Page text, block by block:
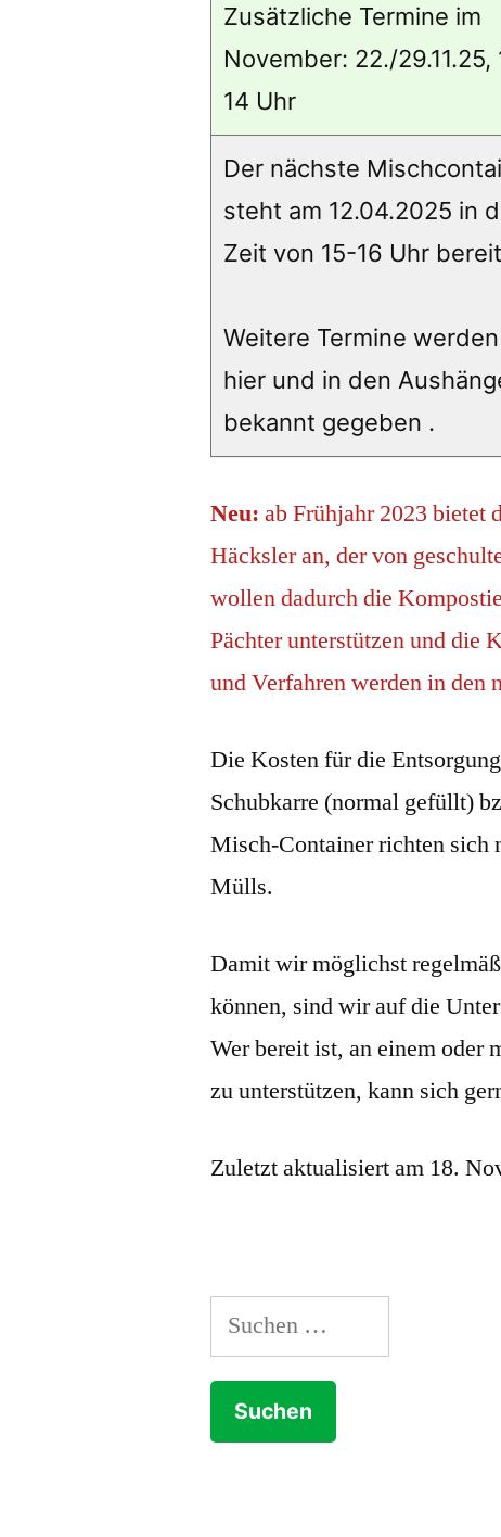
Zusätzliche Termine im
November: 22./29.11.25,
14 Uhr
Der nächste
steht am 12.04.2025 in
Zeit von 15-16 Uhr
Weitere Termine werden
hier und in den
bekannt gegeben .
Neu: ab Frühjahr 2023 bietet
Häcksler an, der von
wollen dadurch die
Pächter unterstützen und die
und Verfahren werden in den
Die Kosten für die
Schubkarre (normal gefüllt)
Misch-Container richten sich
Mülls.
Damit wir möglichst
können, sind wir auf die
Wer bereit ist, an einem oder
zu unterstützen, kann sich
Zuletzt aktualisiert am 18.
Suchen
nach: